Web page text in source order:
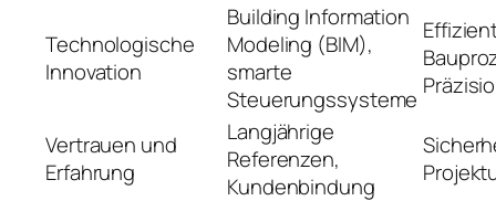
Technologische
Innovation
Building Information
Modeling (BIM),
smarte
Steuerungssysteme
Vertrauen und
Erfahrung
Langjährige
Referenzen,
Kundenbindung